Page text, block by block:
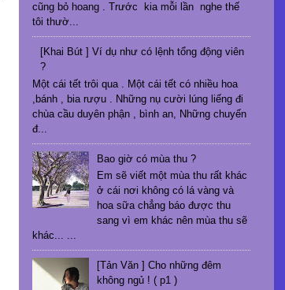
cũng bỏ hoang . Trước kia mỗi lần nghe thế
tôi thườ...
[Khai Bút ] Ví dụ như có lệnh tổng động viên
?
Một cái tết trôi qua . Một cái tết có nhiều hoa
,bánh , bia rượu . Những nụ cười lúng liếng đi
chùa cầu duyên phận , bình an, Những chuyến
đ...
Bao giờ có mùa thu ?
Em sẽ viết một mùa thu rất khác
ở cái nơi không có lá vàng và
hoa sữa chẳng báo được thu
sang vì em khác nên mùa thu sẽ
khác... ...
[Tản Văn ] Cho những đêm
không ngủ ! ( p1 )